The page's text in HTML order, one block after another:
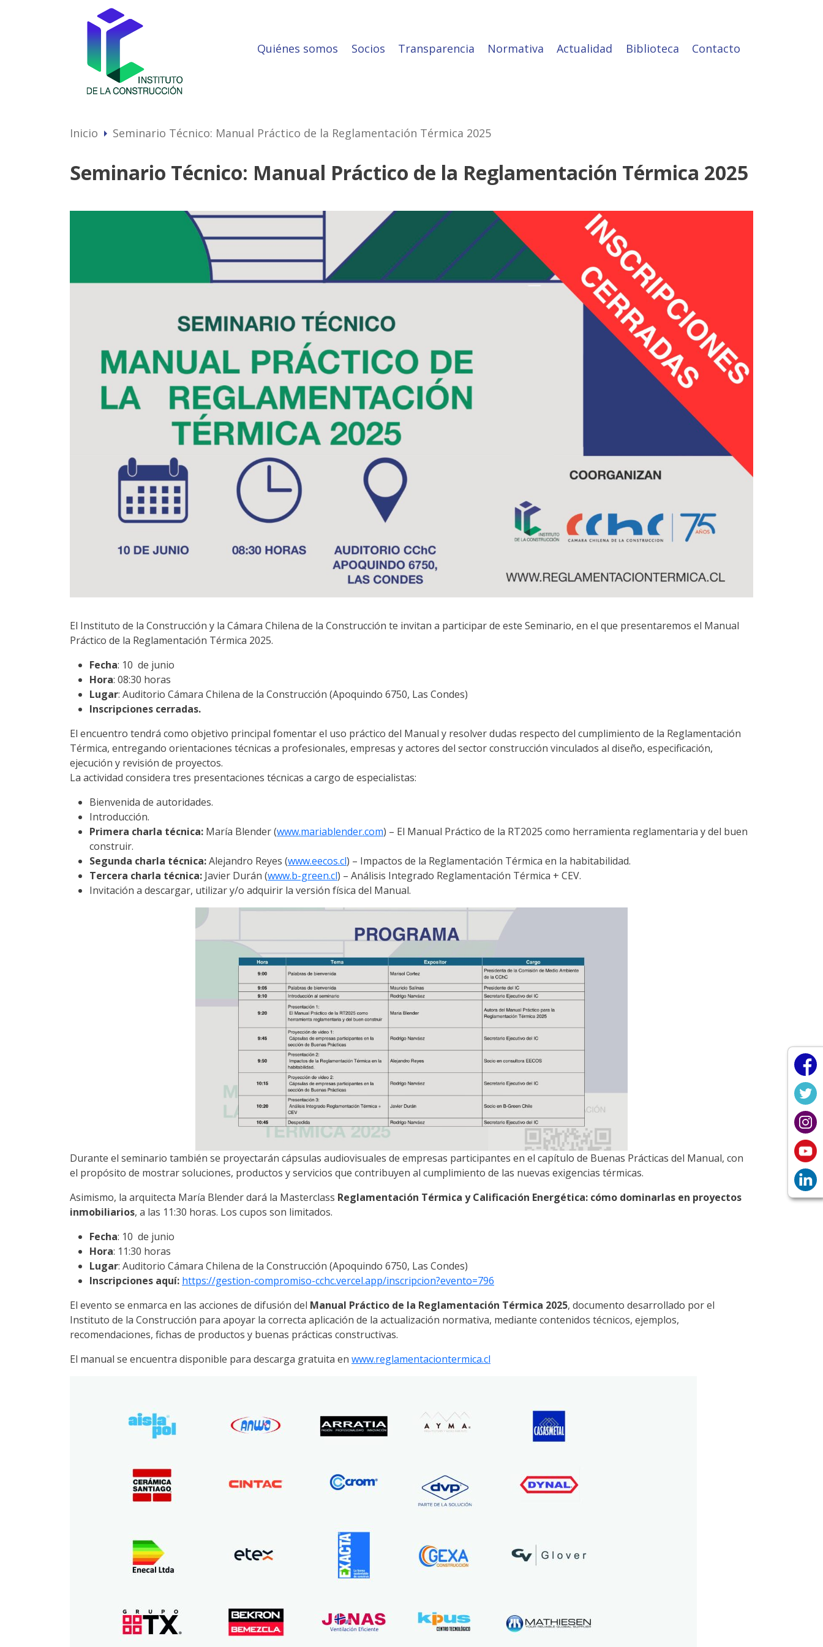
Quiénes somos Socios Transparencia Normativa Actualidad Biblioteca Contacto
Inicio arrow_right Seminario Técnico: Manual Práctico de la Reglamentación Térmica 2025
Seminario Técnico: Manual Práctico de la Reglamentación Térmica 2025
El Instituto de la Construcción y la Cámara Chilena de la Construcción te invitan a participar de este Seminario, en el que presentaremos el Manual
Práctico de la Reglamentación Térmica 2025.
Fecha: 10 de junio
Hora: 08:30 horas
Lugar: Auditorio Cámara Chilena de la Construcción (Apoquindo 6750, Las Condes)
Inscripciones cerradas.
El encuentro tendrá como objetivo principal fomentar el uso práctico del Manual y resolver dudas respecto del cumplimiento de la Reglamentación
Térmica, entregando orientaciones técnicas a profesionales, empresas y actores del sector construcción vinculados al diseño, especificación,
ejecución y revisión de proyectos.
La actividad considera tres presentaciones técnicas a cargo de especialistas:
Bienvenida de autoridades.
Introducción.
Primera charla técnica: María Blender (www.mariablender.com) – El Manual Práctico de la RT2025 como herramienta reglamentaria y del buen
construir.
Segunda charla técnica:Alejandro Reyes (www.eecos.cl) – Impactos de la Reglamentación Térmica en la habitabilidad.
Tercera charla técnica: Javier Durán (www.b-green.cl) – Análisis Integrado Reglamentación Térmica + CEV.
Invitación a descargar, utilizar y/o adquirir la versión física del Manual.
Durante el seminario también se proyectarán cápsulas audiovisuales de empresas participantes en el capítulo de Buenas Prácticas del Manual, con
el propósito de mostrar soluciones, productos y servicios que contribuyen al cumplimiento de las nuevas exigencias térmicas.
Asimismo, la arquitecta María Blender dará la Masterclass Reglamentación Térmica y Calificación Energética: cómo dominarlas en proyectos
inmobiliarios, a las 11:30 horas. Los cupos son limitados.
Fecha: 10 de junio
Hora: 11:30 horas
Lugar: Auditorio Cámara Chilena de la Construcción (Apoquindo 6750, Las Condes)
Inscripciones aquí: https://gestion-compromiso-cchc.vercel.app/inscripcion?evento=796
El evento se enmarca en las acciones de difusión del Manual Práctico de la Reglamentación Térmica 2025, documento desarrollado por el
Instituto de la Construcción para apoyar la correcta aplicación de la actualización normativa, mediante contenidos técnicos, ejemplos,
recomendaciones, fichas de productos y buenas prácticas constructivas.
El manual se encuentra disponible para descarga gratuita en www.reglamentaciontermica.cl